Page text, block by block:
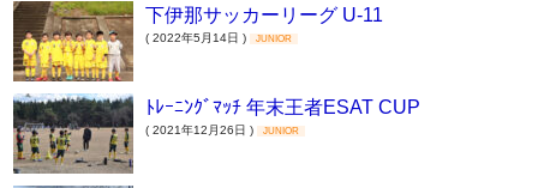
下伊那サッカーリーグ U-11
( 2022年5月14日 ) JUNIOR
ﾄﾚｰﾆﾝｸﾞﾏｯﾁ 年末王者ESAT CUP
( 2021年12月26日 ) JUNIOR